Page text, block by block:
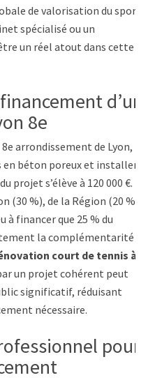
de valorisation du sport.
spécialisé ou un
un réel atout dans cette
d’un
8e
arrondissement de Lyon,
béton poreux et installer
projet s’élève à 120 000 €.
(30 %), de la Région (20 %)
à financer que 25 % du
la complémentarité
court de tennis à
un projet cohérent peut
significatif, réduisant
nécessaire.
pour